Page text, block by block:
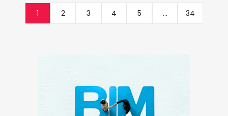
1 2 3 4 5 ... 34